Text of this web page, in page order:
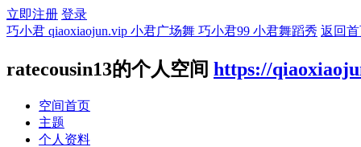
立即注册 登录
巧小君 qiaoxiaojun.vip 小君广场舞 巧小君99 小君舞蹈秀 返回
ratecousin13的个人空间 https://
空间首页
主题
个人资料